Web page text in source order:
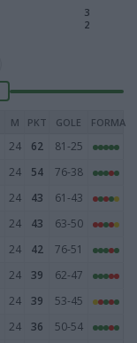
3
2
M PKT GOLE FORMA
24 62
81-25
24 54
76-38
24 43
61-43
24 43
63-50
24 42
76-51
24 39
62-47
24 39
53-45
24 36
50-54